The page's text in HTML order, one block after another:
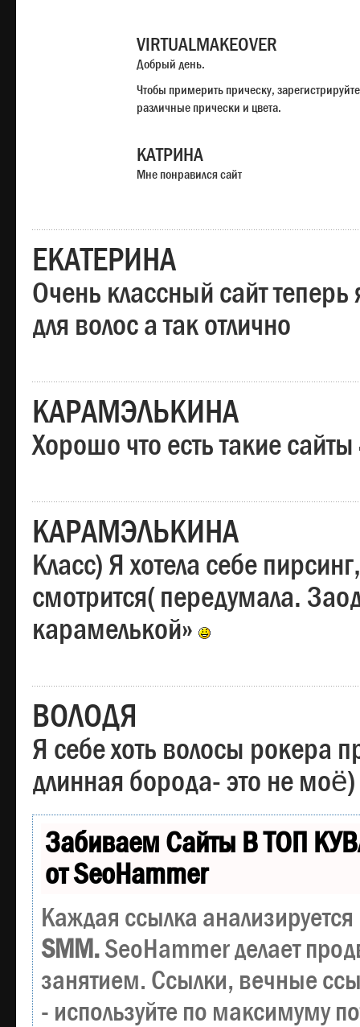
VIRTUALMAKEOVER
Добрый день.
Чтобы примерить прическу,
различные прически и цвета.
КАТРИНА
Мне понравился сайт
ЕКАТЕРИНА
Очень классный сайт теперь
для волос а так отлично
КАРАМЭЛЬКИНА
Хорошо что есть такие сайты
КАРАМЭЛЬКИНА
Класс) Я хотела себе
смотрится( передумала.
карамелькой»
ВОЛОДЯ
Я себе хоть волосы рокера
длинная борода- это не моё)
Забиваем Сайты В ТОП
от SeoHammer
Каждая ссылка
SMM.SeoHammer делает
занятием. Ссылки, вечные
- используйте по максимуму